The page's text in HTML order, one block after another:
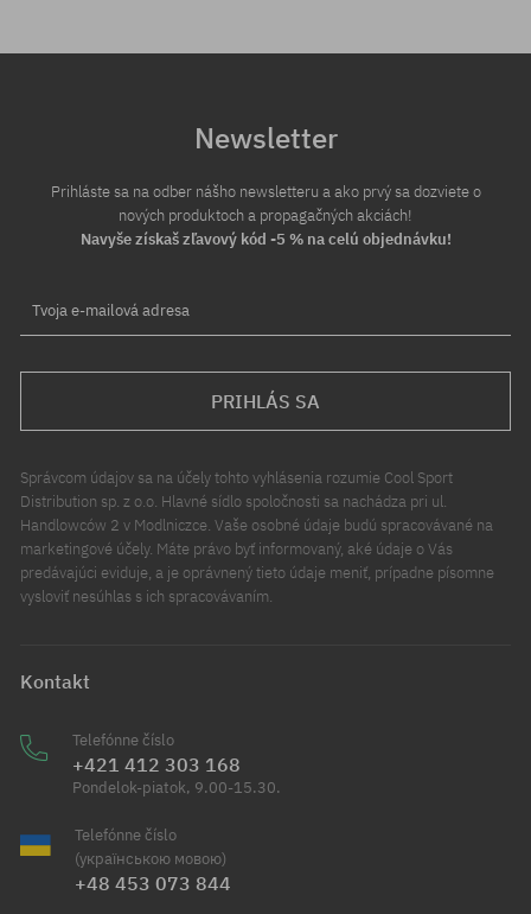
Newsletter
Prihláste sa na odber nášho newsletteru a ako prvý sa dozviete o
nových produktoch a propagačných akciách!
Navyše získaš zľavový kód -5 % na celú objednávku!
Tvoja e-mailová adresa
PRIHLÁS SA
Správcom údajov sa na účely tohto vyhlásenia rozumie Cool Sport
Distribution sp. z o.o. Hlavné sídlo spoločnosti sa nachádza pri ul.
Handlowców 2 v Modlniczce. Vaše osobné údaje budú spracovávané na
marketingové účely. Máte právo byť informovaný, aké údaje o Vás
predávajúci eviduje, a je oprávnený tieto údaje meniť, prípadne písomne
vysloviť nesúhlas s ich spracovávaním.
Kontakt
Telefónne číslo
+421 412 303 168
Pondelok-piatok, 9.00-15.30.
Telefónne číslo
(українською мовою)
+48 453 073 844